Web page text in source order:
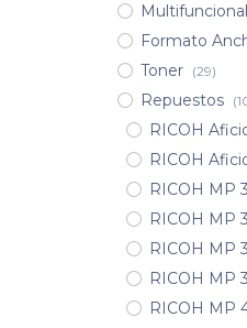
Multifuncional
Formato
Toner
(29)
Repuestos
RICOH
RICOH
RICOH MP
RICOH MP
RICOH MP
RICOH MP
RICOH MP